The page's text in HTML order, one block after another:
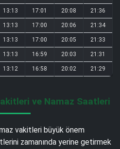
13:13 17:01 20:08 21:36
13:13 17:00 20:06 21:34
13:13 17:00 20:05 21:33
13:13 16:59 20:03 21:31
13:12 16:58 20:02 21:29
ve Namaz Saatleri
vakitleri büyük önem
zamanında yerine getirmek